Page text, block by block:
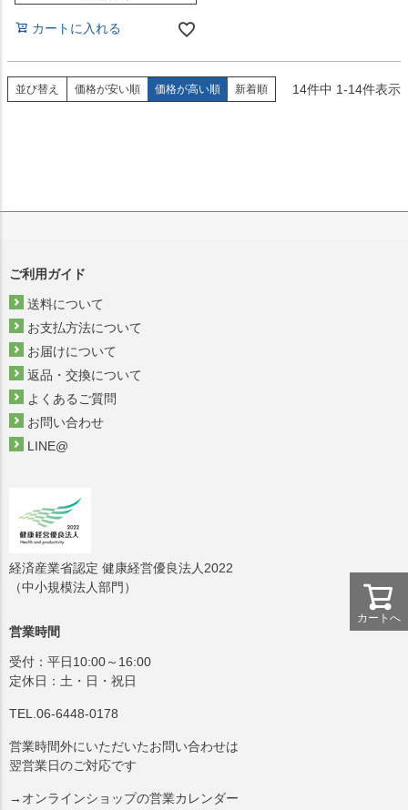
カートに入れる
並び替え 価格が安い順 価格が高い順 新着順 14件中 1-14件表示
カートへ
ご利用ガイド
送料について
お支払方法について
お届けについて
返品・交換について
よくあるご質問
お問い合わせ
LINE@
経済産業省認定 健康経営優良法人2022
（中小規模法人部門）
営業時間
受付：平日10:00～16:00
定休日：土・日・祝日
TEL.06-6448-0178
営業時間外にいただいたお問い合わせは
翌営業日のご対応です
→オンラインショップの営業カレンダー